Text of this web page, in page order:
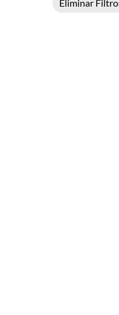
Eliminar